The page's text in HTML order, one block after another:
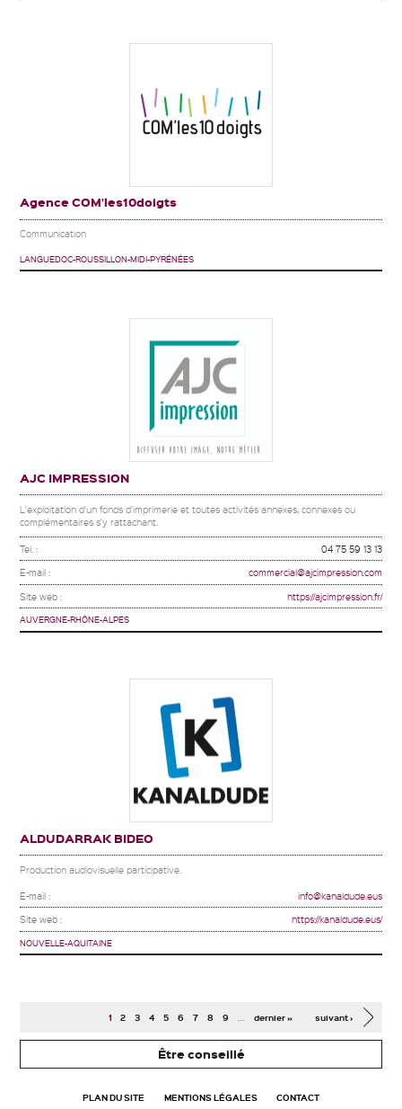
Agence COM’les10doigts
Communication
LANGUEDOC-ROUSSILLON-MIDI-PYRÉNÉES
AJC IMPRESSION
L'exploitation d'un fonds d'imprimerie et toutes activités annexes, connexes ou
complémentaires s'y rattachant.
Tel. : 04 75 59 13 13
E-mail : commercial@ajcimpression.com
Site web : https://ajcimpression.fr/
AUVERGNE-RHÔNE-ALPES
ALDUDARRAK BIDEO
Production audiovisuelle participative.
E-mail : info@kanaldude.eus
Site web : https://kanaldude.eus/
NOUVELLE-AQUITAINE
1 2 3 4 5 6 7 8 9 … suivant ›
dernier »
Être conseillé
PLAN DU SITE MENTIONS LÉGALES CONTACT